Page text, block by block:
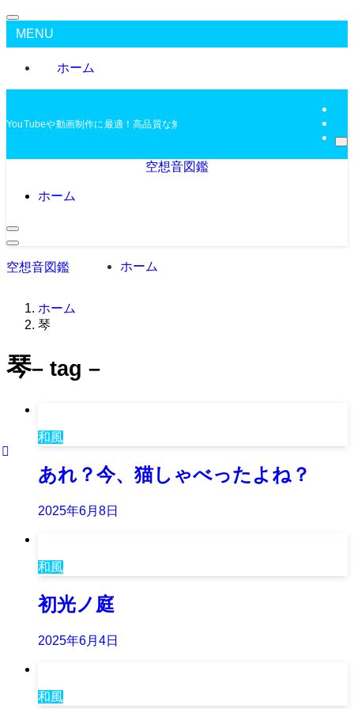
MENU
ホーム
YouTubeや動画制作に最適！高品質な無料BGMを配布中
空想音図鑑
ホーム
空想音図鑑 ホーム
ホーム
琴
琴– tag –
和風
あれ？今、猫しゃべったよね？
2025年6月8日
和風
初光ノ庭
2025年6月4日
和風